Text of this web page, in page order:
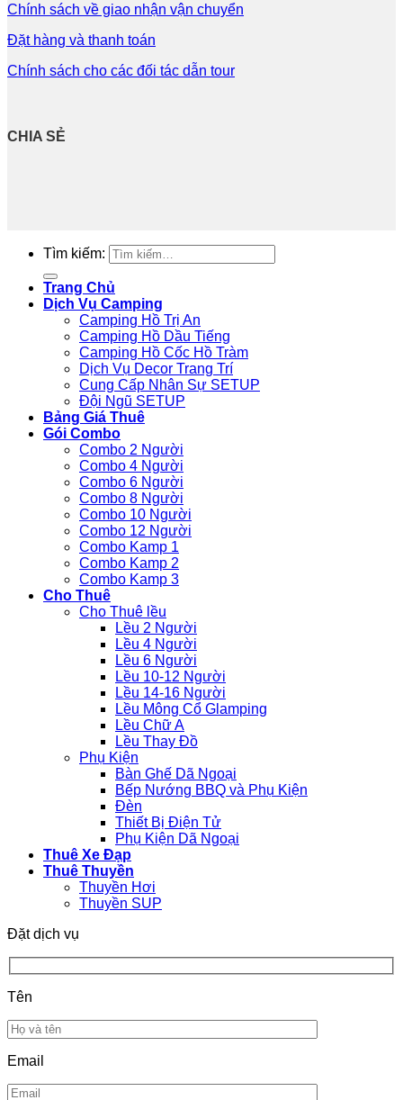
Chính sách về giao nhận vận chuyển
Đặt hàng và thanh toán
Chính sách cho các đối tác dẫn tour
CHIA SẺ
Tìm kiếm:
Trang Chủ
Dịch Vụ Camping
Camping Hồ Trị An
Camping Hồ Dầu Tiếng
Camping Hồ Cốc Hồ Tràm
Dịch Vụ Decor Trang Trí
Cung Cấp Nhân Sự SETUP
Đội Ngũ SETUP
Bảng Giá Thuê
Gói Combo
Combo 2 Người
Combo 4 Người
Combo 6 Người
Combo 8 Người
Combo 10 Người
Combo 12 Người
Combo Kamp 1
Combo Kamp 2
Combo Kamp 3
Cho Thuê
Cho Thuê lều
Lều 2 Người
Lều 4 Người
Lều 6 Người
Lều 10-12 Người
Lều 14-16 Người
Lều Mông Cổ Glamping
Lều Chữ A
Lều Thay Đồ
Phụ Kiện
Bàn Ghế Dã Ngoại
Bếp Nướng BBQ và Phụ Kiện
Đèn
Thiết Bị Điện Tử
Phụ Kiện Dã Ngoại
Thuê Xe Đạp
Thuê Thuyền
Thuyền Hơi
Thuyền SUP
Đặt dịch vụ
Tên
Email